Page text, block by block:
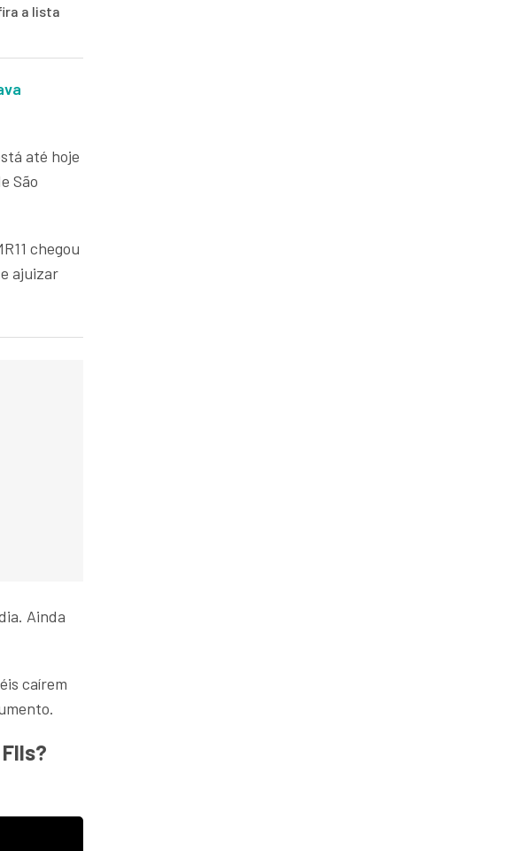
a lista
até hoje
São
chegou
ajuizar
Ainda
caírem